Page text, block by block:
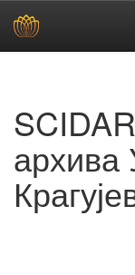
архива